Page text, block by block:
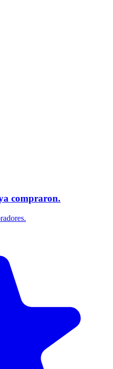
compraron.